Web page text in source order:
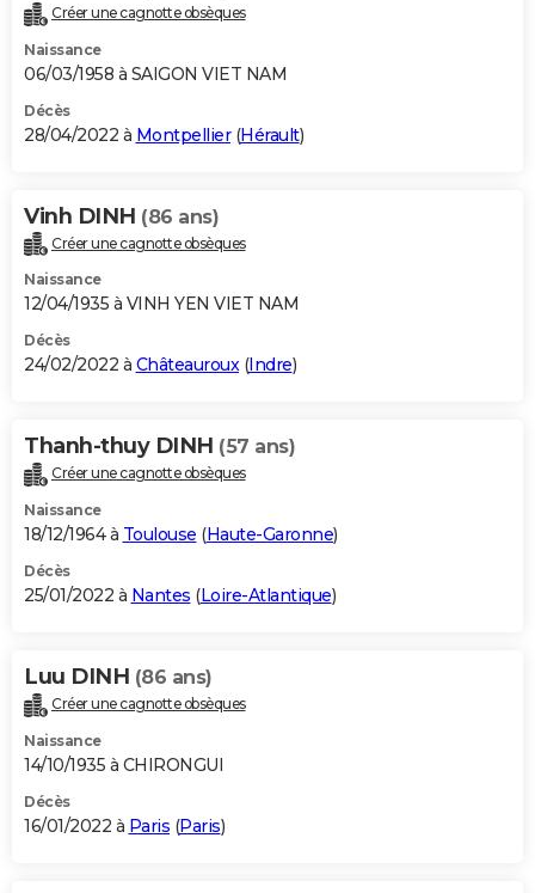
Créer une cagnotte obsèques
Naissance
06/03/1958 à SAIGON VIET NAM
Décès
28/04/2022 à Montpellier(Hérault)
Vinh DINH (86 ans)
Créer une cagnotte obsèques
Naissance
12/04/1935 à VINH YEN VIET NAM
Décès
24/02/2022 à Châteauroux(Indre)
Thanh-thuy DINH (57 ans)
Créer une cagnotte obsèques
Naissance
18/12/1964 à Toulouse (Haute-Garonne)
Décès
25/01/2022 à Nantes (Loire-Atlantique)
Luu DINH (86 ans)
Créer une cagnotte obsèques
Naissance
14/10/1935 à CHIRONGUI
Décès
16/01/2022 à Paris (Paris)